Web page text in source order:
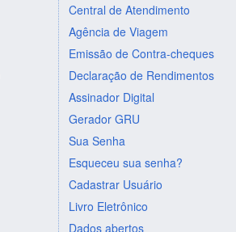
Central de Atendimento
Agência de Viagem
Emissão de Contra-cheques
Declaração de Rendimentos
Assinador Digital
Gerador GRU
Sua Senha
Esqueceu sua senha?
Cadastrar Usuário
Livro Eletrônico
Dados abertos